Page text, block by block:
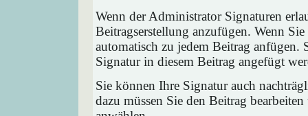
Wenn der Administrator Signaturen
Beitragserstellung anzufügen. Wenn
automatisch zu jedem Beitrag
Signatur in diesem Beitrag angefügt
Sie können Ihre Signatur auch
dazu müssen Sie den Beitrag